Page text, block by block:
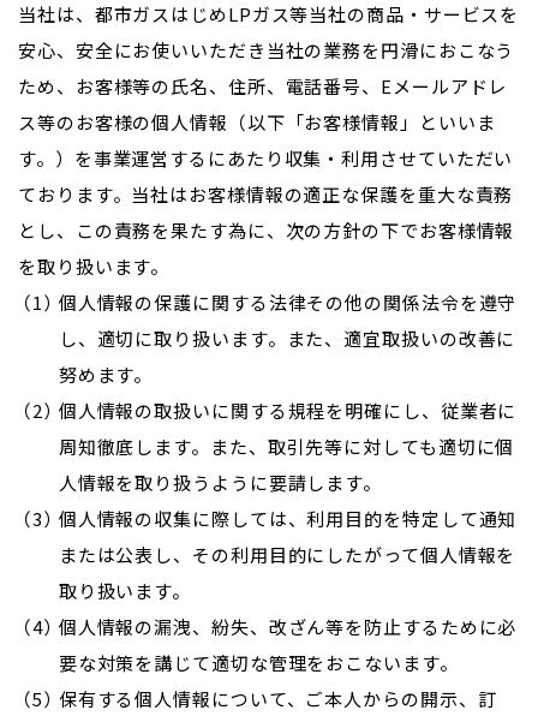
当社は、都市ガスはじめLPガス等当社の商品・サービスを
安心、安全にお使いいただき当社の業務を円滑におこなう
ため、お客様等の氏名、住所、電話番号、Eメールアドレ
ス等のお客様の個人情報（以下「お客様情報」といいま
す。）を事業運営するにあたり収集・利用させていただい
ております。当社はお客様情報の適正な保護を重大な責務
とし、この責務を果たす為に、次の方針の下でお客様情報
を取り扱います。
個人情報の保護に関する法律その他の関係法令を遵守
し、適切に取り扱います。また、適宜取扱いの改善に
努めます。
個人情報の取扱いに関する規程を明確にし、従業者に
周知徹底します。また、取引先等に対しても適切に個
人情報を取り扱うように要請します。
個人情報の収集に際しては、利用目的を特定して通知
または公表し、その利用目的にしたがって個人情報を
取り扱います。
個人情報の漏洩、紛失、改ざん等を防止するために必
要な対策を講じて適切な管理をおこないます。
保有する個人情報について、ご本人からの開示、訂